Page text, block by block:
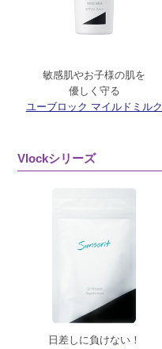
敏感肌やお子様の肌を
優しく守る
ユーブロック マイルドミルク
Vlockシリーズ
日差しに負けない！